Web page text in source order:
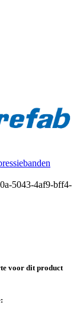
voor dit product